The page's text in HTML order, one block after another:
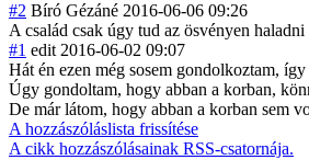
#2 Bíró Gézáné 2016-06-06 09:26
A család csak úgy tud az ösvényen
#1 edit 2016-06-02 09:07
Hát én ezen még sosem gondolkoztam,
Úgy gondoltam, hogy abban a korban,
De már látom, hogy abban a korban sem
A hozzászóláslista frissítése
A cikk hozzászólásainak RSS-csatornája.